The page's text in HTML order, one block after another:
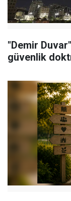
"Demir
güvenlik